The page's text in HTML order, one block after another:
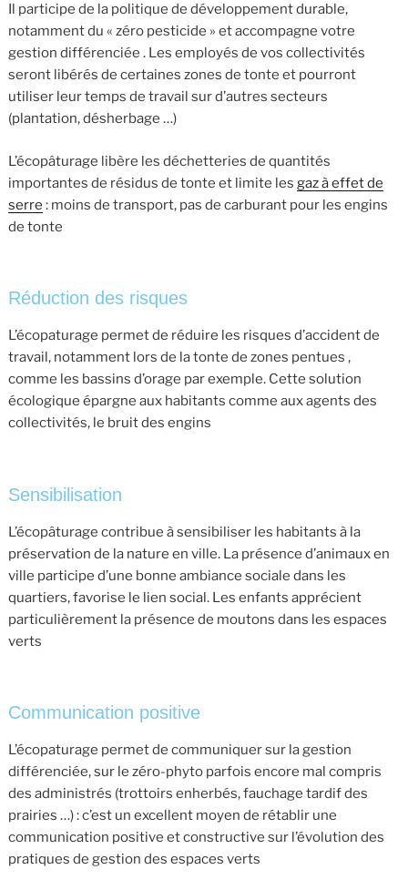
Il participe de la politique de développement durable,
notamment du « zéro pesticide » et accompagne votre
gestion différenciée . Les employés de vos collectivités
seront libérés de certaines zones de tonte et pourront
utiliser leur temps de travail sur d’autres secteurs
(plantation, désherbage …)
L’écopâturage libère les déchetteries de quantités
importantes de résidus de tonte et limite les gaz à effet de
serre : moins de transport, pas de carburant pour les engins
de tonte
Réduction des risques
L’écopaturage permet de réduire les risques d’accident de
travail, notamment lors de la tonte de zones pentues ,
comme les bassins d’orage par exemple. Cette solution
écologique épargne aux habitants comme aux agents des
collectivités, le bruit des engins
Sensibilisation
L’écopâturage contribue à sensibiliser les habitants à la
préservation de la nature en ville. La présence d’animaux en
ville participe d’une bonne ambiance sociale dans les
quartiers, favorise le lien social. Les enfants apprécient
particulièrement la présence de moutons dans les espaces
verts
Communication positive
L’écopaturage permet de communiquer sur la gestion
différenciée, sur le zéro-phyto parfois encore mal compris
des administrés (trottoirs enherbés, fauchage tardif des
prairies …) : c’est un excellent moyen de rétablir une
communication positive et constructive sur l’évolution des
pratiques de gestion des espaces verts